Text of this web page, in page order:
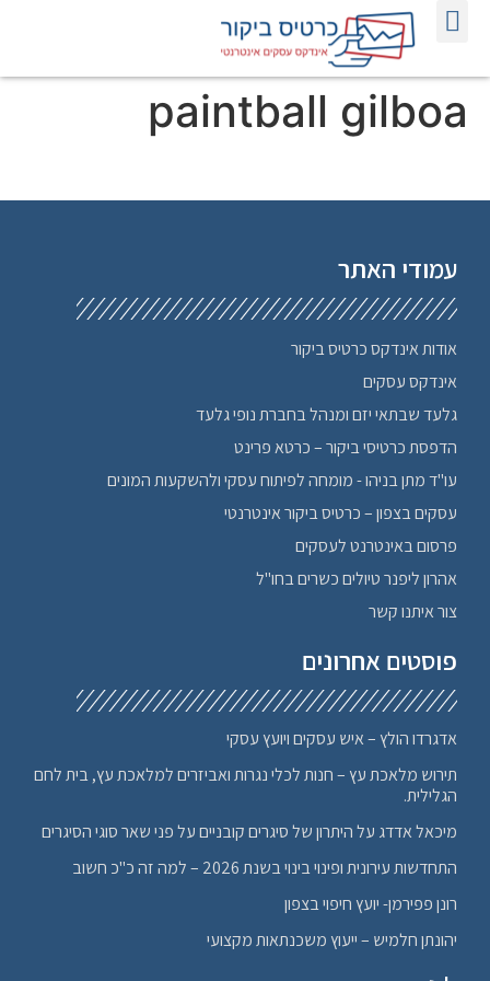
paintball gilboa
עמודי האתר
אודות אינדקס כרטיס ביקור
אינדקס עסקים
גלעד שבתאי יזם ומנהל בחברת נופי גלעד
הדפסת כרטיסי ביקור – כרטא פרינט
עו"ד מתן בניהו - מומחה לפיתוח עסקי ולהשקעות המונים
עסקים בצפון – כרטיס ביקור אינטרנטי
פרסום באינטרנט לעסקים
אהרון ליפנר טיולים כשרים בחו"ל
צור איתנו קשר
פוסטים אחרונים
אדגרדו הולץ – איש עסקים ויועץ עסקי
תירוש מלאכת עץ – חנות לכלי נגרות ואביזרים למלאכת עץ, בית לחם
הגלילית.
מיכאל אדדג על היתרון של סיגרים קובניים על פני שאר סוגי הסיגרים
התחדשות עירונית ופינוי בינוי בשנת 2026 – למה זה כ"כ חשוב
רונן פפירמן- יועץ חיפוי בצפון
יהונתן חלמיש – ייעוץ משכנתאות מקצועי